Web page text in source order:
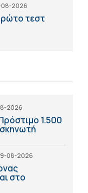
2026
τεστ
2026
1.500
08-2026
στο